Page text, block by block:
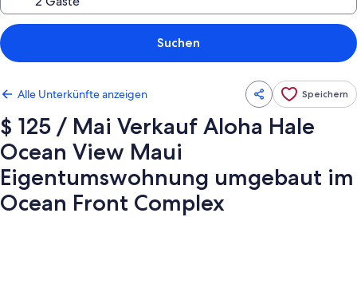
Suchen
Alle Unterkünfte anzeigen Speichern
$ 125 / Mai Verkauf Aloha Hale
Ocean View Maui
Eigentumswohnung umgebaut im
Ocean Front Complex